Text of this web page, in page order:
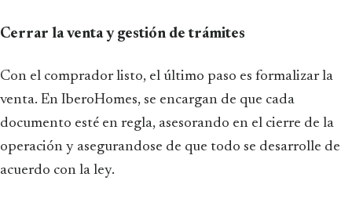
Cerrar la venta y gestión de trámites
Con el comprador listo, el último paso es formalizar la
venta. En IberoHomes, se encargan de que cada
documento esté en regla, asesorando en el cierre de la
operación y asegurandose de que todo se desarrolle de
acuerdo con la ley.